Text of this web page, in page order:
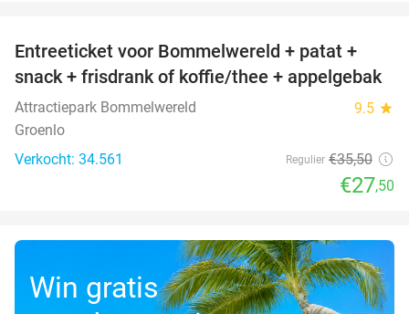
23%
Entreeticket voor Bommelwereld + patat +
snack + frisdrank of koffie/thee + appelgebak
Attractiepark Bommelwereld 9.5 star
Groenlo
Verkocht: 34.561
Regulier €35,50
€27,50
Win gratis